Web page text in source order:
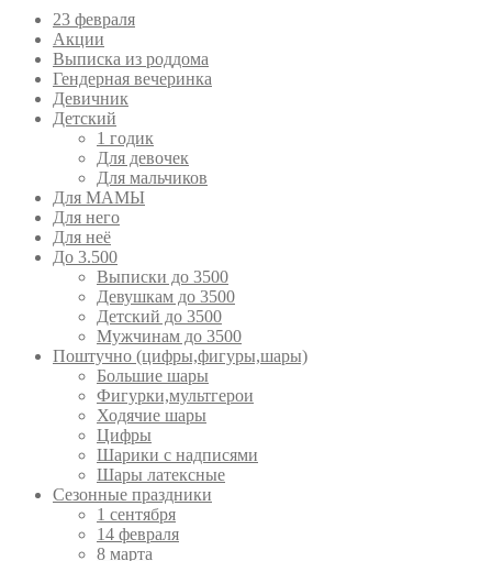
23 февраля
Акции
Выписка из роддома
Гендерная вечеринка
Девичник
Детский
1 годик
Для девочек
Для мальчиков
Для МАМЫ
Для него
Для неё
До 3.500
Выписки до 3500
Девушкам до 3500
Детский до 3500
Мужчинам до 3500
Поштучно (цифры,фигуры,шары)
Большие шары
Фигурки,мультгерои
Ходячие шары
Цифры
Шарики с надписями
Шары латексные
Сезонные праздники
1 сентября
14 февраля
8 марта